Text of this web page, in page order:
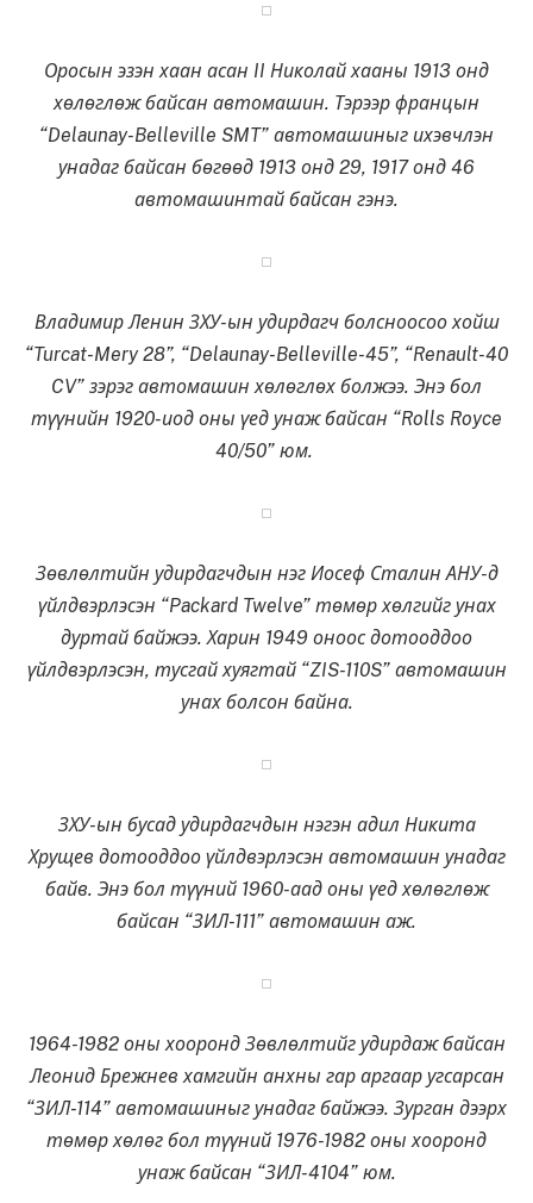
Оросын эзэн хаан асан II Николай хааны 1913 онд
хөлөглөж байсан автомашин. Тэрээр францын
“Delaunay-Belleville SMT” автомашиныг ихэвчлэн
унадаг байсан бөгөөд 1913 онд 29, 1917 онд 46
автомашинтай байсан гэнэ.
Владимир Ленин ЗХУ-ын удирдагч болсноосоо хойш
“Turcat-Mery 28”, “Delaunay-Belleville-45”, “Renault-40
CV” зэрэг автомашин хөлөглөх болжээ. Энэ бол
түүнийн 1920-иод оны үед унаж байсан “Rolls Royce
40/50” юм.
Зөвлөлтийн удирдагчдын нэг Иосеф Сталин АНУ-д
үйлдвэрлэсэн “Packard Twelve” төмөр хөлгийг унах
дуртай байжээ. Харин 1949 оноос дотооддоо
үйлдвэрлэсэн, тусгай хуягтай “ZIS-110S” автомашин
унах болсон байна.
ЗХУ-ын бусад удирдагчдын нэгэн адил Никита
Хрущев дотооддоо үйлдвэрлэсэн автомашин унадаг
байв. Энэ бол түүний 1960-аад оны үед хөлөглөж
байсан “ЗИЛ-111” автомашин аж.
1964-1982 оны хооронд Зөвлөлтийг удирдаж байсан
Леонид Брежнев хамгийн анхны гар аргаар угсарсан
“ЗИЛ-114” автомашиныг унадаг байжээ. Зурган дээрх
төмөр хөлөг бол түүний 1976-1982 оны хооронд
унаж байсан “ЗИЛ-4104” юм.